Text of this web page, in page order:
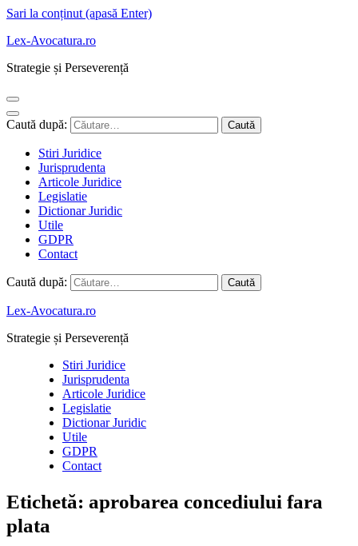
Sari la conținut (apasă Enter)
Lex-Avocatura.ro
Strategie și Perseverență
Caută după:
Stiri Juridice
Jurisprudenta
Articole Juridice
Legislatie
Dictionar Juridic
Utile
GDPR
Contact
Caută după:
Lex-Avocatura.ro
Strategie și Perseverență
Stiri Juridice
Jurisprudenta
Articole Juridice
Legislatie
Dictionar Juridic
Utile
GDPR
Contact
Etichetă: aprobarea concediului fara
plata